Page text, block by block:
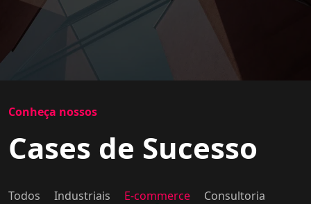
Conheça nossos
Cases de Sucesso
Todos Industriais E-commerce Consultoria